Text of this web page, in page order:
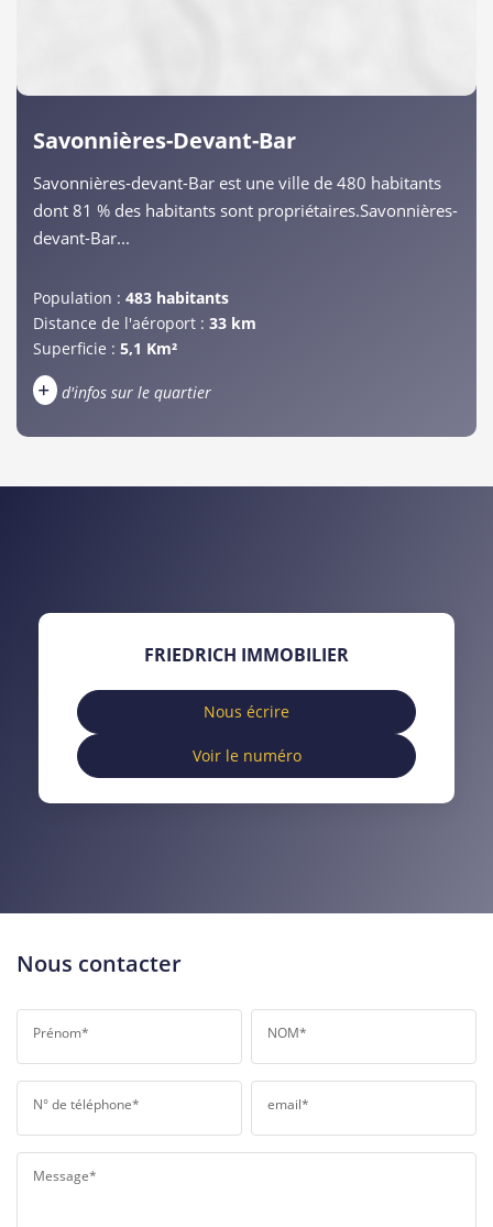
Savonnières-Devant-Bar
Savonnières-devant-Bar est une ville de 480 habitants
dont 81 % des habitants sont propriétaires.Savonnières-
devant-Bar...
Population : 483 habitants
Distance de l'aéroport : 33 km
Superficie : 5,1 Km²
+ d'infos sur le quartier
VOITURE
DISTANCE DE L'AÉROPORT : SUPERFICIE :
RÉSULTATS DES LYCÉES ECOLES ET CRÈCHES
FRIEDRICH IMMOBILIER
Nous écrire
Voir le numéro
Nous contacter
Prénom* NOM*
N° de téléphone* email*
Message*